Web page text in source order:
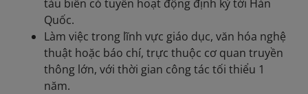
tàu biển có tuyến hoạt động định kỳ tới Hàn
Quốc.
Làm việc trong lĩnh vực giáo dục, văn hóa nghệ
thuật hoặc báo chí, trực thuộc cơ quan truyền
thông lớn, với thời gian công tác tối thiểu 1
năm.